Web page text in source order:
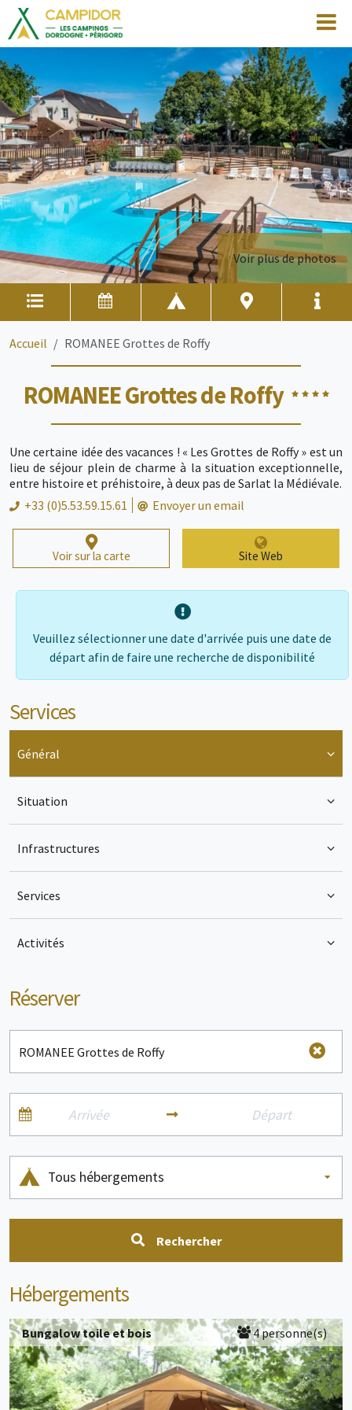
Voir plus de photos
Accueil ROMANEE Grottes de Roffy
ROMANEE Grottes de Roffy
Une certaine idée des vacances ! « Les Grottes de Roffy » est un
lieu de séjour plein de charme à la situation exceptionnelle,
entre histoire et préhistoire, à deux pas de Sarlat la Médiévale.
+33 (0)5.53.59.15.61
Envoyer un email
Voir sur la carte Site Web
Veuillez sélectionner une date d'arrivée puis une date de
départ afin de faire une recherche de disponibilité
Services
Général
Situation
Infrastructures
Services
Activités
Réserver
Tous hébergements
Rechercher
Hébergements
Bungalow toile et bois 4 personne(s)